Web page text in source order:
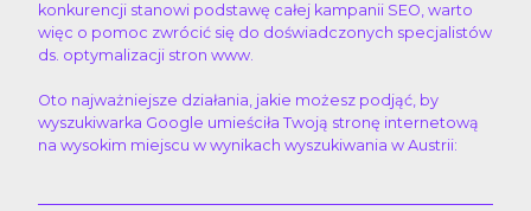
konkurencji stanowi podstawę całej kampanii SEO, warto
więc o pomoc zwrócić się do doświadczonych specjalistów
ds. optymalizacji stron www.
Oto najważniejsze działania, jakie możesz podjąć, by
wyszukiwarka Google umieściła Twoją stronę internetową
na wysokim miejscu w wynikach wyszukiwania w Austrii: